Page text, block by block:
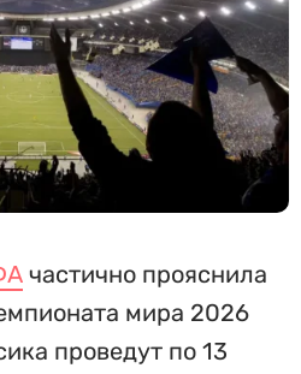
частично прояснила
мира 2026
проведут по 13